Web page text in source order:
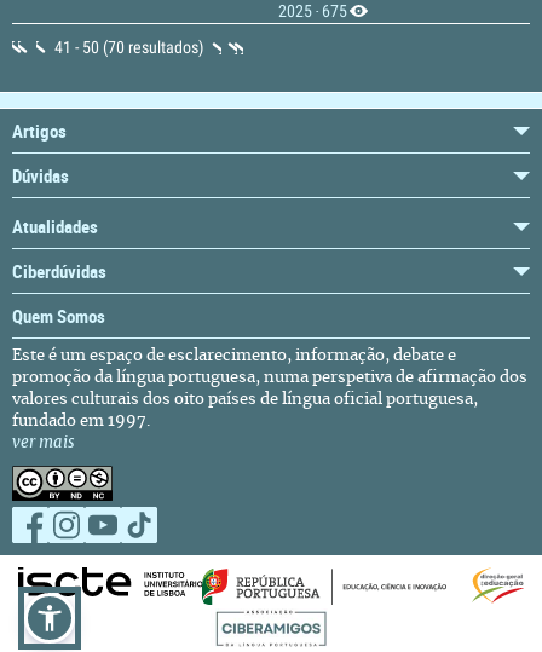
2025 · 675
41 - 50 (70 resultados)
Artigos
Dúvidas
Atualidades
Ciberdúvidas
Quem Somos
Este é um espaço de esclarecimento, informação, debate e
promoção da língua portuguesa, numa perspetiva de afirmação dos
valores culturais dos oito países de língua oficial portuguesa,
fundado em 1997.
ver mais